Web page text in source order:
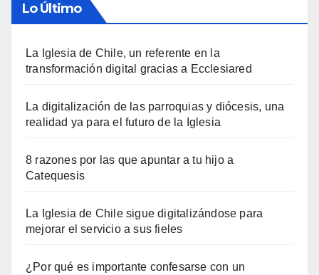
Lo Último
La Iglesia de Chile, un referente en la
transformación digital gracias a Ecclesiared
La digitalización de las parroquias y diócesis, una
realidad ya para el futuro de la Iglesia
8 razones por las que apuntar a tu hijo a
Catequesis
La Iglesia de Chile sigue digitalizándose para
mejorar el servicio a sus fieles
¿Por qué es importante confesarse con un